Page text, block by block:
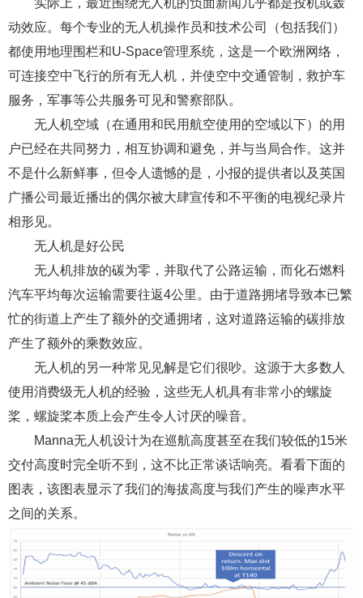
实际上，最近围绕无人机的负面新闻几乎都是投机或轰
动效应。每个专业的无人机操作员和技术公司（包括我们）
都使用地理围栏和U-Space管理系统，这是一个欧洲网络，
可连接空中飞行的所有无人机，并使空中交通管制，救护车
服务，军事等公共服务可见和警察部队。
无人机空域（在通用和民用航空使用的空域以下）的用
户已经在共同努力，相互协调和避免，并与当局合作。这并
不是什么新鲜事，但令人遗憾的是，小报的提供者以及英国
广播公司最近播出的偶尔被大肆宣传和不平衡的电视纪录片
相形见。
无人机是好公民
无人机排放的碳为零，并取代了公路运输，而化石燃料
汽车平均每次运输需要往返4公里。由于道路拥堵导致本已繁
忙的街道上产生了额外的交通拥堵，这对道路运输的碳排放
产生了额外的乘数效应。
无人机的另一种常见见解是它们很吵。这源于大多数人
使用消费级无人机的经验，这些无人机具有非常小的螺旋
桨，螺旋桨本质上会产生令人讨厌的噪音。
Manna无人机设计为在巡航高度甚至在我们较低的15米
交付高度时完全听不到，这不比正常谈话响亮。看看下面的
图表，该图表显示了我们的海拔高度与我们产生的噪声水平
之间的关系。